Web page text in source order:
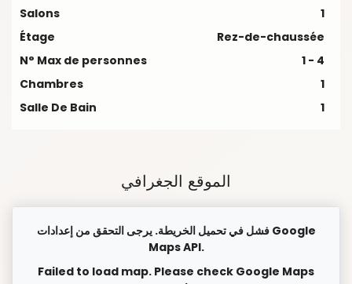
Salons
1
Étage
Rez-de-chaussée
N° Max de personnes
1 - 4
Chambres
1
Salle De Bain
1
الموقع الجغرافي
فشل في تحميل الخريطة. يرجى التحقق من إعدادات Google
Maps API.
Failed to load map. Please check Google Maps